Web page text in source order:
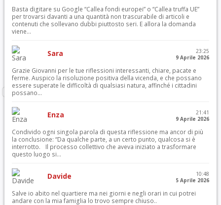
Basta digitare su Google “Callea fondi europei” o “Callea truffa UE”
per trovarsi davanti a una quantità non trascurabile di articoli e
contenuti che sollevano dubbi piuttosto seri. E allora la domanda
viene...
Sara
23:25
9 Aprile 2026
Grazie Giovanni per le tue riflessioni interessanti, chiare, pacate e
ferme. Auspico la risoluzione positiva della vicenda, e che possano
essere superate le difficoltà di qualsiasi natura, affinché i cittadini
possano...
Enza
21:41
9 Aprile 2026
Condivido ogni singola parola di questa riflessione ma ancor di più
la conclusione: “Da qualche parte, a un certo punto, qualcosa si è
interrotto. Il processo collettivo che aveva iniziato a trasformare
questo luogo si...
Davide
10:48
5 Aprile 2026
Salve io abito nel quartiere ma nei giorni e negli orari in cui potrei
andare con la mia famiglia lo trovo sempre chiuso..